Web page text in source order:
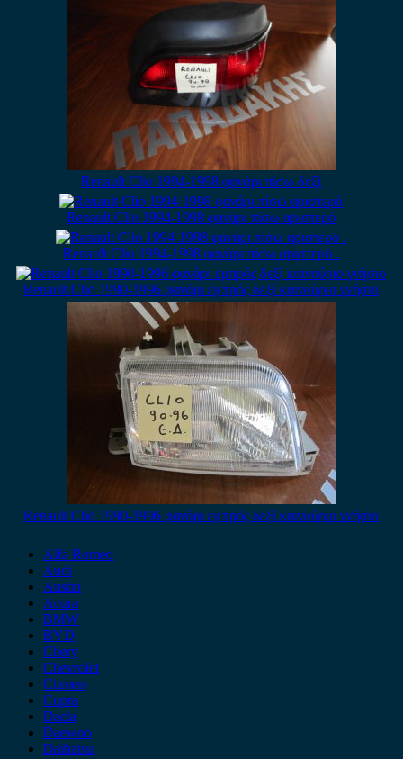
Renault Clio 1994-1998 φανάρι πίσω δεξί
Renault Clio 1994-1998 φανάρι πίσω αριστερό
Renault Clio 1994-1998 φανάρι πίσω αριστερό .
Renault Clio 1990-1996 φανάρι εμπρός δεξί καινούριο γνήσιο
Renault Clio 1990-1996 φανάρι εμπρός δεξί καινούριο γνήσιο
Alfa Romeo
Audi
Austin
Acura
BMW
BYD
Chery
Chevrolet
Citroen
Cupra
Dacia
Daewoo
Daihatsu